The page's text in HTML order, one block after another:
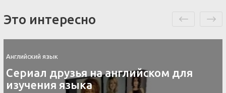
Это интересно
Английский язык
Сериал друзья на английском для
изучения языка